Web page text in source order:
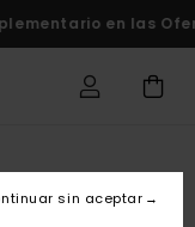
en las
sin aceptar